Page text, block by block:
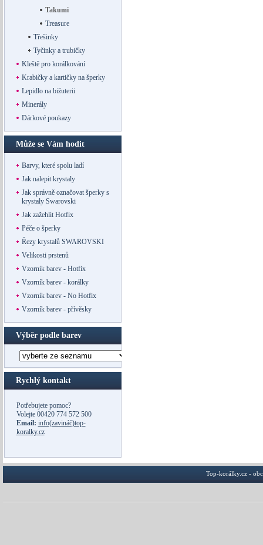
Takumi
Treasure
Třešinky
Tyčinky a trubičky
Kleště pro korálkování
Krabičky a kartičky na šperky
Lepidlo na bižuterii
Minerály
Dárkové poukazy
Může se Vám hodit
Barvy, které spolu ladí
Jak nalepit krystaly
Jak správně označovat šperky s
krystaly Swarovski
Jak zažehlit Hotfix
Péče o šperky
Řezy krystalů SWAROVSKI
Velikosti prstenů
Vzorník barev - Hotfix
Vzorník barev - korálky
Vzorník barev - No Hotfix
Vzorník barev - přívěsky
Výběr podle barev
Rychlý kontakt
Potřebujete pomoc?
Volejte 00420 774 572 500
Email: info(zavináč)top-
koralky.cz
Top-korálky.cz -